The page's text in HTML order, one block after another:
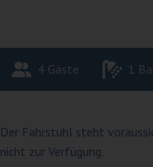
4 Gäste 1
Der Fahrstuhl steht
nicht zur Verfügung.